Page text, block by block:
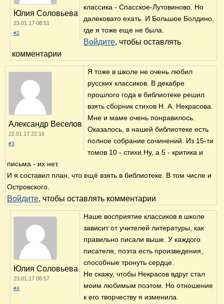
Юлия Соловьева
23.01.17 08:51
#2
классика - Спасское-Лутовиново. Но
далековато ехать. И Большое Болдино,
где я тоже еще не была.
Войдите, чтобы оставлять
комментарии
Александр Веселов
22.01.17 22:16
#3
Я тоже в школе не очень любил
русских классиков. В декабре
прошлого года в библиотеке решил
взять сборник стихов Н. А. Некрасова.
Мне и маме очень понравилось.
Оказалось, в нашей библиотеке есть
полное собрание сочинений. Из 15-ти
томов 10 - стихи.Ну, а 5 - критика и
письма - их нет.
И я составил план, что ещё взять в библиотеке. В том числе и
Островского.
Войдите, чтобы оставлять комментарии
Юлия Соловьева
23.01.17 08:57
#4
Наше восприятие классиков в школе
зависит от учителей литературы, как
правильно писали выше. У каждого
писателя, поэта есть произведения,
способные тронуть сердце.
Не скажу, чтобы Некрасов вдруг стал
моим любимым поэтом. Но отношение
к его творчеству я изменила.